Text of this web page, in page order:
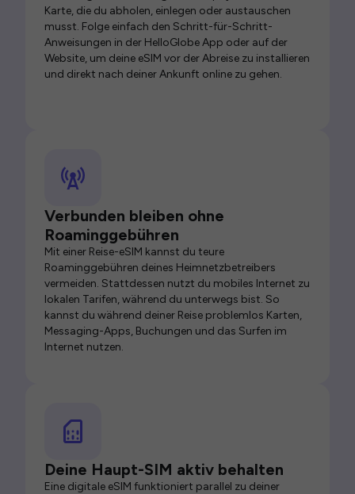
Karte, die du abholen, einlegen oder austauschen
musst. Folge einfach den Schritt-für-Schritt-
Anweisungen in der HelloGlobe App oder auf der
Website, um deine eSIM vor der Abreise zu installieren
und direkt nach deiner Ankunft online zu gehen.
Verbunden bleiben ohne
Roaminggebühren
Mit einer Reise-eSIM kannst du teure
Roaminggebühren deines Heimnetzbetreibers
vermeiden. Stattdessen nutzt du mobiles Internet zu
lokalen Tarifen, während du unterwegs bist. So
kannst du während deiner Reise problemlos Karten,
Messaging-Apps, Buchungen und das Surfen im
Internet nutzen.
Deine Haupt-SIM aktiv behalten
Eine digitale eSIM funktioniert parallel zu deiner